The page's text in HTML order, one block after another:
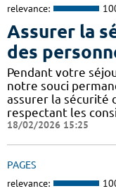
relevance:
Assurer la
des
Pendant votre
notre souci
assurer la sécurité
respectant les
18/02/2026 15:25
PAGES
relevance: